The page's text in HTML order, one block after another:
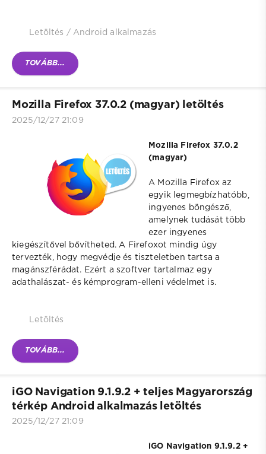
Letöltés / Android alkalmazás
TOVÁBB...
Mozilla Firefox 37.0.2 (magyar) letöltés
2025/12/27 21:09
Mozilla Firefox 37.0.2
(magyar)
A Mozilla Firefox az
egyik legmegbízhatóbb,
ingyenes böngésző,
amelynek tudását több
ezer ingyenes
kiegészítővel bővítheted. A Firefoxot mindig úgy
tervezték, hogy megvédje és tiszteletben tartsa a
magánszférádat. Ezért a szoftver tartalmaz egy
adathalászat- és kémprogram-elleni védelmet is.
Letöltés
TOVÁBB...
iGO Navigation 9.1.9.2 + teljes Magyarország
térkép Android alkalmazás letöltés
2025/12/27 21:09
iGO Navigation 9.1.9.2 +